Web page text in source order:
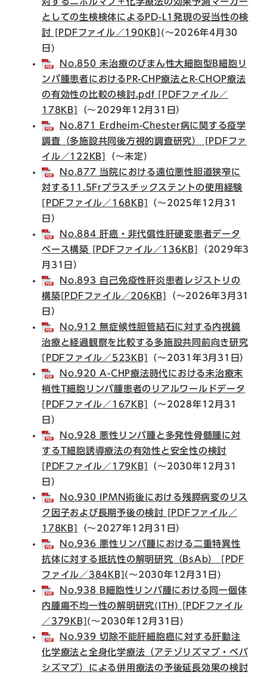
としての生検検体によるPD-L1発現の妥当性の検
討 [PDFファイル／190KB] (～2026年4月30
日)​
No.850 未治療のびまん性大細胞型B細胞リ
ンパ腫患者におけるPR-CHP療法とR-CHOP療法
の有効性の比較の検討.pdf [PDFファイル／
178KB]
（～2029年12月31日）​
No.871 Erdheim-Chester病に関する疫学
調査（多施設共同後方視的調査研究） [PDFファ
イル／122KB]
（～未定）
No.877 当院における遠位悪性胆道狭窄に
対する11.5Frプラスチックステントの使用経験
[PDFファイル／168KB]
（～2025年12月31
日）
No.884 肝癌・非代償性肝硬変患者データ
ベース構築 [PDFファイル／136KB]
（2029年3
月31日）
No.893 自己免疫性肝炎患者レジストリの
構築[PDFファイル／206KB]
（～2026年3月31
日）​
No.912 無症候性胆管結石に対する内視鏡
治療と経過観察を比較する多施設共同前向き研究
[PDFファイル／523KB]
（～2031年3月31日）​
No.920 A-CHP療法時代における未治療末
梢性T細胞リンパ腫患者のリアルワールドデータ
[PDFファイル／167KB]
（～2028年12月31
日）
No.928 悪性リンパ腫と多発性骨髄腫に対
するT細胞誘導療法の有効性と安全性の検討
[PDFファイル／179KB]
（～2030年12月31
日）​
No.930 IPMN術後における残膵病変のリス
ク因子および長期予後の検討 [PDFファイル／
178KB]
（～2027年12月31日）​
No.936 悪性リンパ腫における二重特異性
抗体に対する抵抗性の解明研究（BsAb） [PDF
ファイル／384KB] (～2030年12月31日)
No.938 B細胞性リンパ腫における同一個体
内腫瘍不均一性の解明研究(ITH) [PDFファイル
／379KB] (～2030年12月31日)
No.939 切除不能肝細胞癌に対する肝動注
化学療法と全身化学療法（アテゾリズマブ・ベバ
シズマブ）による併用療法の予後延長効果の検討